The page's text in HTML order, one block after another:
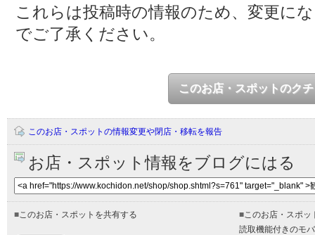
これらは投稿時の情報のため、変更に
でご了承ください。
このお店・スポットのク
このお店・スポットの情報変更や閉店・移転を報告
お店・スポット情報をブログにはる
■このお店・スポットを共有する ■このお店・スポッ
読取機能付きのモ